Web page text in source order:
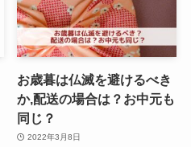
お歳暮は仏滅を避けるべき
か,配送の場合は？お中元も
同じ？
2022年3月8日